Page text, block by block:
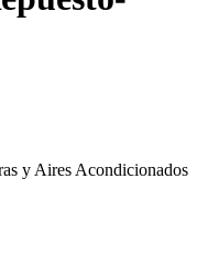
y Aires Acondicionados